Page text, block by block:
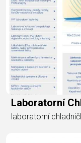
Laboratorní
laboratorní